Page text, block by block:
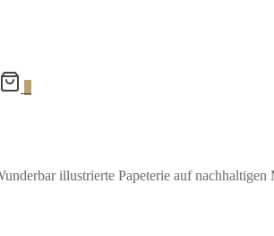
illustrierte Papeterie auf nachhaltigen